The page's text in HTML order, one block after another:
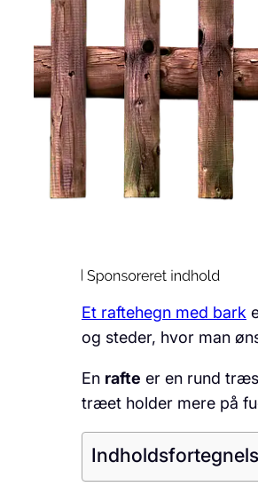
Et raftehegn med bark
og steder, hvor man
En rafte er en rund
træet holder mere på